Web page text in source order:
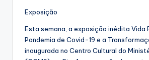
Exposição
Esta semana, a exposição inédita Vida
Pandemia de Covid-19 e a
inaugurada no Centro Cultural do